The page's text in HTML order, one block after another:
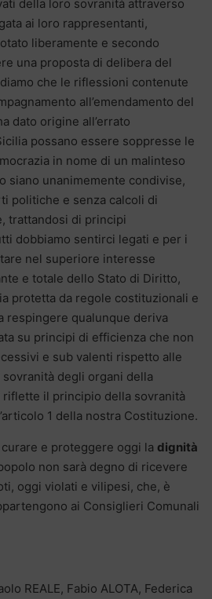
della loro sovranità attraverso
ai loro rappresentanti,
liberamente e secondo
una proposta di delibera del
che le riflessioni contenute
all’emendamento del
dato origine all’errato
possano essere soppresse le
in nome di un malinteso
siano unanimemente condivise,
politiche e senza calcoli di
trattandosi di principi
dobbiamo sentirci legati e per i
nel superiore interesse
e totale dello Stato di Diritto,
protetta da regole costituzionali e
respingere qualunque deriva
su principi di efficienza che non
e sub valenti rispetto alle
degli organi della
riflette il principio della sovranità
1 della nostra Costituzione.
e proteggere oggi la dignità
non sarà degno di ricevere
oggi violati e vilipesi, che, è
ai Consiglieri Comunali
REALE, Fabio ALOTA, Federica